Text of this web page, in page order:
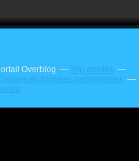
Overblog
Top articles
et données personnelles